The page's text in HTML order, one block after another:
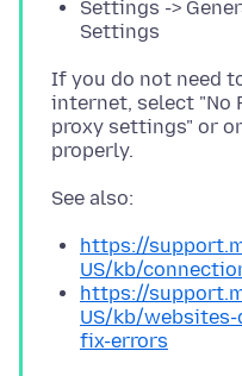
Settings ->
Settings
If you do not need
internet, select "No
proxy settings" or
https://
US/kb/
https://
US/kb/
fix-errors